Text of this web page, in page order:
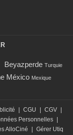
Beyazperde Turquie
México Mexique
| CGU | CGV |
Personnelles |
AlloCiné | Gérer Utiq